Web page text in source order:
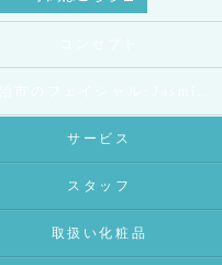
サービス
スタッフ
取扱い化粧品